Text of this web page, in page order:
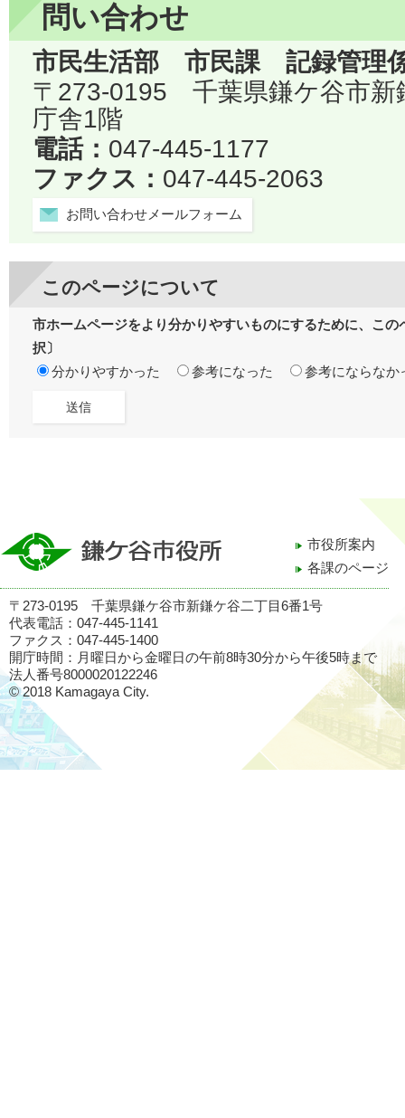
問い合わせ
市民生活部 市民課 記録管理
〒273-0195 千葉県鎌ケ谷市
庁舎1階
電話： 047-445-1177
ファクス： 047-445-2063
お問い合わせメールフォーム
このページについて
市ホームページをより分かりやすいものにするために、こ
択〕
分かりやすかった
参考になった 参考にならなか
市役所案内
各課のページ
〒273-0195 千葉県鎌ケ谷市新鎌ケ谷二丁目6番1号
代表電話：047-445-1141
ファクス：047-445-1400
開庁時間：月曜日から金曜日の午前8時30分から午後5時まで
法人番号8000020122246
© 2018 Kamagaya City.